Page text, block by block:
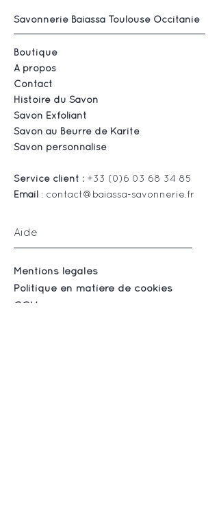
Savonnerie Baiassa Toulouse Occitanie
Boutique
À propos
Contact
Histoire du Savon
Savon Exfoliant
Savon au Beurre de Karité
Savon personnalisé
Service client : +33 (0)6 03 68 34 85
Email : contact@baiassa-savonnerie.fr
Aide
Mentions légales
Politique en matière de cookies
CGV